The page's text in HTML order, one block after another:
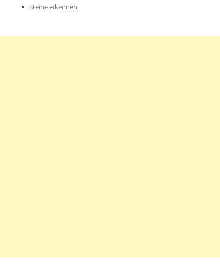
Steine erkennen